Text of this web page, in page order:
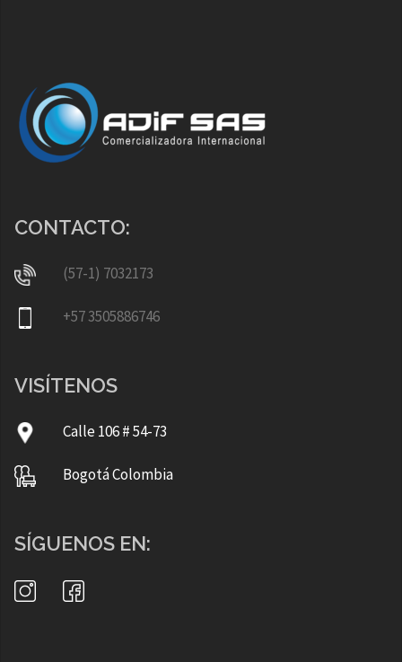
CONTACTO:
(57-1) 7032173
+57 3505886746
VISÍTENOS
Calle 106 # 54-73
Bogotá Colombia
SÍGUENOS EN: